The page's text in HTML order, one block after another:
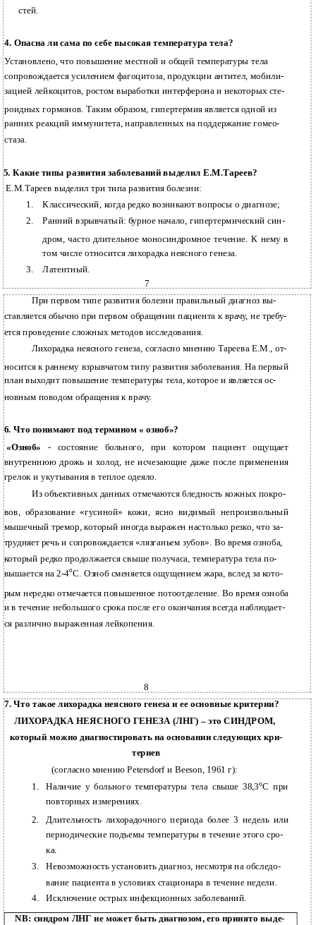
стей.
4. Опасна ли сама по себе высокая температура тела?
Установлено, что повышение местной и общей температуры тела
сопровождается усилением фагоцитоза, продукции антител, мобили-
зацией лейкоцитов, ростом выработки интерферона и некоторых сте-
роидных гормонов. Таким образом, гипертермия является одной из
ранних реакций иммунитета, направленных на поддержание гомео-
стаза.
5. Какие типы развития заболеваний выделил Е.М.Тареев?
Е.М.Тареев выделил три типа развития болезни:
1.
Классический, когда редко возникают вопросы о диагнозе;
2.
Ранний взрывчатый: бурное начало, гипертермический син-
дром, часто длительное моносиндромное течение. К нему в
том числе относится лихорадка неясного генеза.
3.
Латентный.
7
При первом типе развития болезни правильный диагноз вы-
ставляется обычно при первом обращении пациента к врачу, не требу-
ется проведение сложных методов исследования.
Лихорадка неясного генеза, согласно мнению Тареева Е.М., от-
носится к раннему взрывчатом типу развития заболевания. На первый
план выходит повышение температуры тела, которое и является ос-
новным поводом обращения к врачу.
6. Что понимают под термином « озноб»?
«Озноб» - состояние больного, при котором пациент ощущает
внутреннюю дрожь и холод, не исчезающие даже после применения
грелок и укутывания в теплое одеяло.
Из объективных данных отмечаются бледность кожных покро-
вов, образование «гусиной» кожи, ясно видимый непроизвольный
мышечный тремор, который иногда выражен настолько резко, что за-
трудняет речь и сопровождается «лязганьем зубов». Во время озноба,
который редко продолжается свыше получаса, температура тела по-
вышается на 2-4оС. Озноб сменяется ощущением жара, вслед за кото-
рым нередко отмечается повышенное потоотделение. Во время озноба
и в течение небольшого срока после его окончания всегда наблюдает-
ся различно выраженная лейкопения.
8
7. Что такое лихорадка неясного генеза и ее основные критерии?
ЛИХОРАДКА НЕЯСНОГО ГЕНЕЗА (ЛНГ) – это СИНДРОМ,
который можно диагностировать на основании следующих кри-
териев
(согласно мнению Petersdorf и Beeson, 1961 г):
1. Наличие у больного температуры тела свыше 38,3оС при
повторных измерениях.
2.
Длительность лихорадочного периода более 3 недель или
периодические подъемы температуры в течение этого сро-
ка.
3.
Невозможность установить диагноз, несмотря на обследо-
вание пациента в условиях стационара в течение недели.
4. Исключение острых инфекционных заболеваний.
NB: синдром ЛНГ не может быть диагнозом, его принято выде-